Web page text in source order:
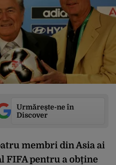
Urmărește-ne în
Discover
membri din Asia ai
FIFA pentru a obține